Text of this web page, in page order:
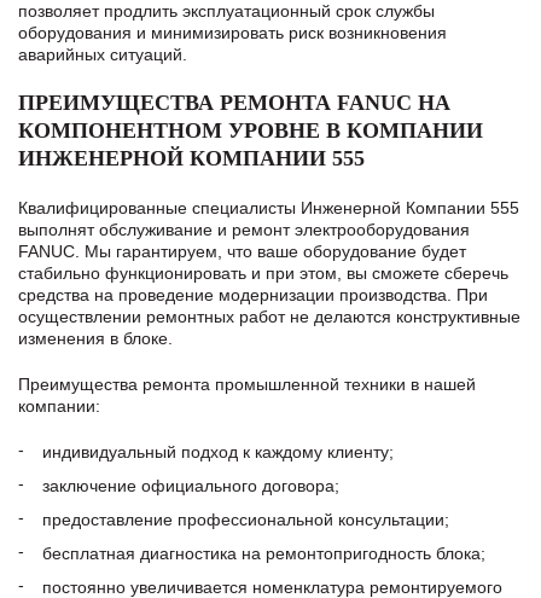
позволяет продлить эксплуатационный срок службы
оборудования и минимизировать риск возникновения
аварийных ситуаций.
ПРЕИМУЩЕСТВА РЕМОНТА FANUC НА
КОМПОНЕНТНОМ УРОВНЕ В КОМПАНИИ
ИНЖЕНЕРНОЙ КОМПАНИИ 555
Квалифицированные специалисты Инженерной Компании 555
выполнят обслуживание и ремонт электрооборудования
FANUC. Мы гарантируем, что ваше оборудование будет
стабильно функционировать и при этом, вы сможете сберечь
средства на проведение модернизации производства. При
осуществлении ремонтных работ не делаются конструктивные
изменения в блоке.
Преимущества ремонта промышленной техники в нашей
компании:
индивидуальный подход к каждому клиенту;
заключение официального договора;
предоставление профессиональной консультации;
бесплатная диагностика на ремонтопригодность блока;
постоянно увеличивается номенклатура ремонтируемого